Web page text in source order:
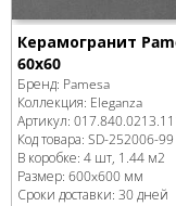
Керамогранит
60x60
Бренд: Pamesa
Коллекция: Eleganza
Артикул:
Код товара: SD-252006-99
В коробке: 4 шт, 1.44 м2
Размер: 600x600 мм
Сроки доставки: 30 дней